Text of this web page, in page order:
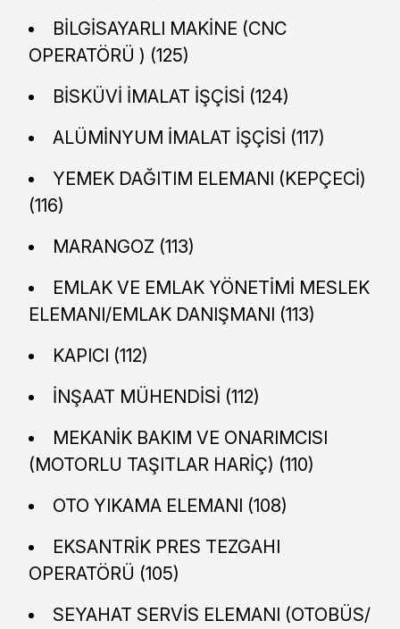
BİLGİSAYARLI MAKİNE (CNC
OPERATÖRÜ ) (125)
BİSKÜVİ İMALAT İŞÇİSİ (124)
ALÜMİNYUM İMALAT İŞÇİSİ (117)
YEMEK DAĞITIM ELEMANI (KEPÇECİ)
(116)
MARANGOZ (113)
EMLAK VE EMLAK YÖNETİMİ MESLEK
ELEMANI/EMLAK DANIŞMANI (113)
KAPICI (112)
İNŞAAT MÜHENDİSİ (112)
MEKANİK BAKIM VE ONARIMCISI
(MOTORLU TAŞITLAR HARİÇ) (110)
OTO YIKAMA ELEMANI (108)
EKSANTRİK PRES TEZGAHI
OPERATÖRÜ (105)
SEYAHAT SERVİS ELEMANI (OTOBÜS/